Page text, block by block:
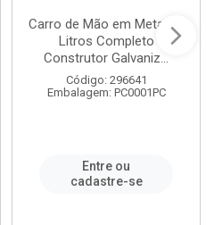
Carro de Mão em Metal 60
Litros Completo
Construtor Galvaniz...
Código: 296641
Embalagem: PC0001PC
Entre ou
cadastre-se